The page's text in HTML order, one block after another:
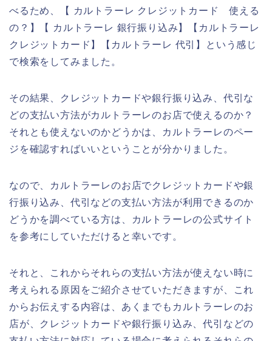
べるため、【 カルトラーレ クレジットカード 使える
の？】【 カルトラーレ 銀行振り込み】【カルトラーレ
クレジットカード】【カルトラーレ 代引】という感じ
で検索をしてみました。
その結果、クレジットカードや銀行振り込み、代引な
どの支払い方法がカルトラーレのお店で使えるのか？
それとも使えないのかどうかは、カルトラーレのペー
ジを確認すればいいということが分かりました。
なので、カルトラーレのお店でクレジットカードや銀
行振り込み、代引などの支払い方法が利用できるのか
どうかを調べている方は、カルトラーレの公式サイト
を参考にしていただけると幸いです。
それと、これからそれらの支払い方法が使えない時に
考えられる原因をご紹介させていただきますが、これ
からお伝えする内容は、あくまでもカルトラーレのお
店が、クレジットカードや銀行振り込み、代引などの